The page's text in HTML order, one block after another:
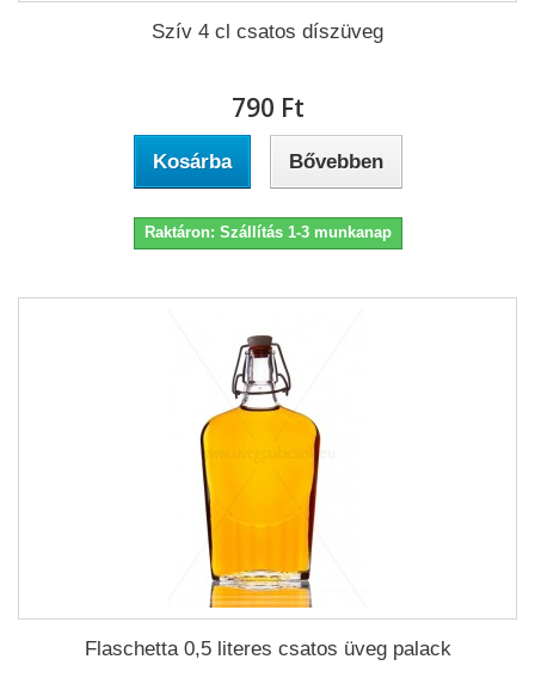
Szív 4 cl csatos díszüveg
790 Ft‎
Kosárba Bővebben
Raktáron: Szállítás 1-3 munkanap
Flaschetta 0,5 literes csatos üveg palack